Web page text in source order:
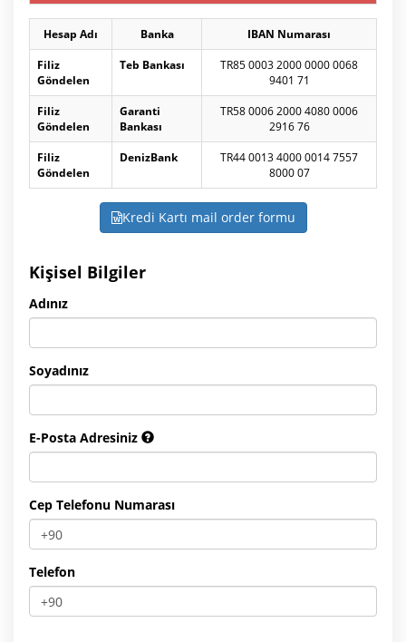
Hesap Adı Banka
IBAN Numarası
Filiz
Göndelen
Teb Bankası
TR85 0003 2000 0000 0068
9401 71
Filiz
Göndelen
Garanti
Bankası
TR58 0006 2000 4080 0006
2916 76
Filiz
Göndelen
DenizBank
TR44 0013 4000 0014 7557
8000 07
Kredi Kartı mail order formu
Kişisel Bilgiler
Adınız
Soyadınız
E-Posta Adresiniz
Cep Telefonu Numarası
Telefon